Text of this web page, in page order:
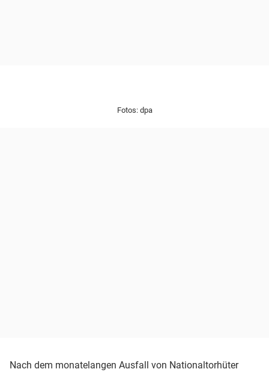
Fotos: dpa
Nach dem monatelangen Ausfall von Nationaltorhüter